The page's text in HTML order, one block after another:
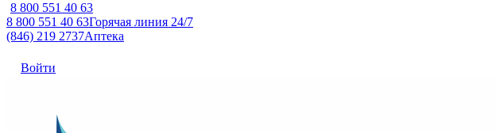
8 800 551 40 63
8 800 551 40 63Горячая линия 24/7
(846) 219 2737Аптека
Войти